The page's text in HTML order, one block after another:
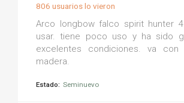
806 usuarios lo vieron
Arco longbow falco spirit hunter
usar. tiene poco uso y ha sido
excelentes condiciones. va
madera.
Estado: Seminuevo